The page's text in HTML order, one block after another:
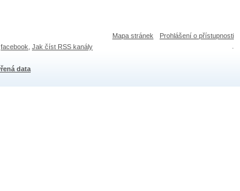
Mapa stránek Prohlášení o přístupnosti
facebook Jak číst RSS kanály
data